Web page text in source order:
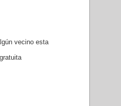
vecino esta